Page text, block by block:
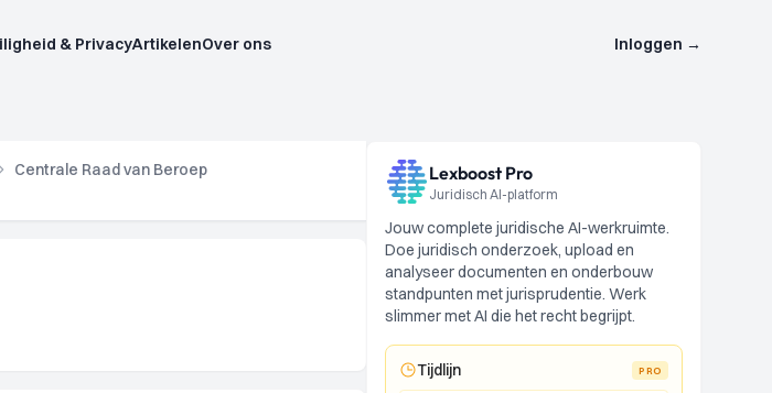
& PrivacyArtikelenOver ons Inloggen →
Centrale Raad van Beroep
Lexboost Pro
Juridisch AI-platform
Jouw complete juridische AI-werkruimte.
Doe juridisch onderzoek, upload en
analyseer documenten en onderbouw
standpunten met jurisprudentie. Werk
slimmer met AI die het recht begrijpt.
Tijdlijn PRO